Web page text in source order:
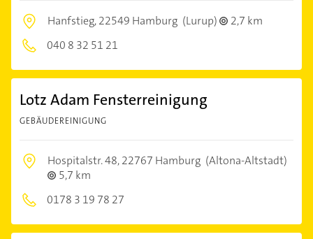
Hanfstieg,22549 Hamburg (Lurup)
2,7 km
040 8 32 51 21
Lotz Adam Fensterreinigung
GEBÄUDEREINIGUNG
Hospitalstr. 48,22767 Hamburg (Altona-Altstadt)
5,7 km
0178 3 19 78 27